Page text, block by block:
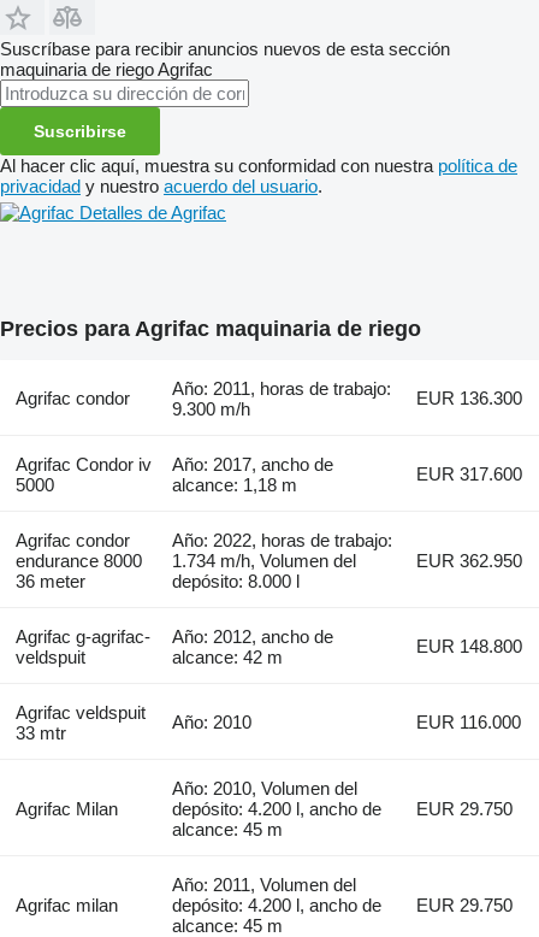
Suscríbase para recibir anuncios nuevos de esta sección
maquinaria de riegoAgrifac
Suscribirse
Al hacer clic aquí, muestra su conformidad con nuestra política de
privacidad y nuestro acuerdo del usuario.
Detalles de Agrifac
Precios para Agrifac maquinaria de riego
Agrifac condor
Año: 2011, horas de trabajo:
9.300 m/h
EUR 136.300
Agrifac Condor iv
5000
Año: 2017, ancho de
alcance: 1,18 m
EUR 317.600
Agrifac condor
endurance 8000
36 meter
Año: 2022, horas de trabajo:
1.734 m/h, Volumen del
depósito: 8.000 l
EUR 362.950
Agrifac g-agrifac-
veldspuit
Año: 2012, ancho de
alcance: 42 m
EUR 148.800
Agrifac veldspuit
33 mtr
Año: 2010 EUR 116.000
Agrifac Milan
Año: 2010, Volumen del
depósito: 4.200 l, ancho de
alcance: 45 m
EUR 29.750
Agrifac milan
Año: 2011, Volumen del
depósito: 4.200 l, ancho de
alcance: 45 m
EUR 29.750